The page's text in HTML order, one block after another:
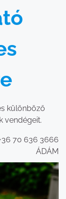
különböző
vendégeit.
70 636 3666
ÁDÁM